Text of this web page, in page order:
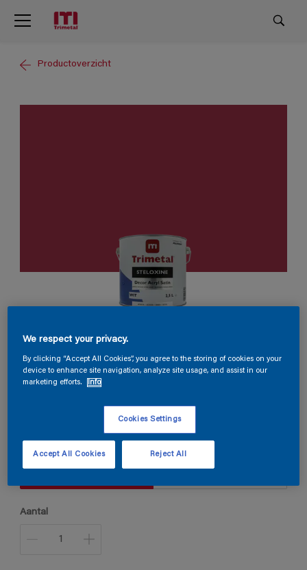
Productoverzicht
Steloxine Decor Acryl Satin
Verpakkingsgrootte
Aantal
We respect your privacy.
By clicking “Accept All Cookies”, you agree to the storing of cookies on your
device to enhance site navigation, analyze site usage, and assist in our
marketing efforts.
Info
Cookies Settings
Reject All
Accept All Cookies